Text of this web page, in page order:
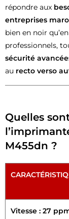
répondre aux
entreprises
bien en noir
professionnels,
sécurité
au recto verso
Quelles
M455dn ?
Vitesse : 27